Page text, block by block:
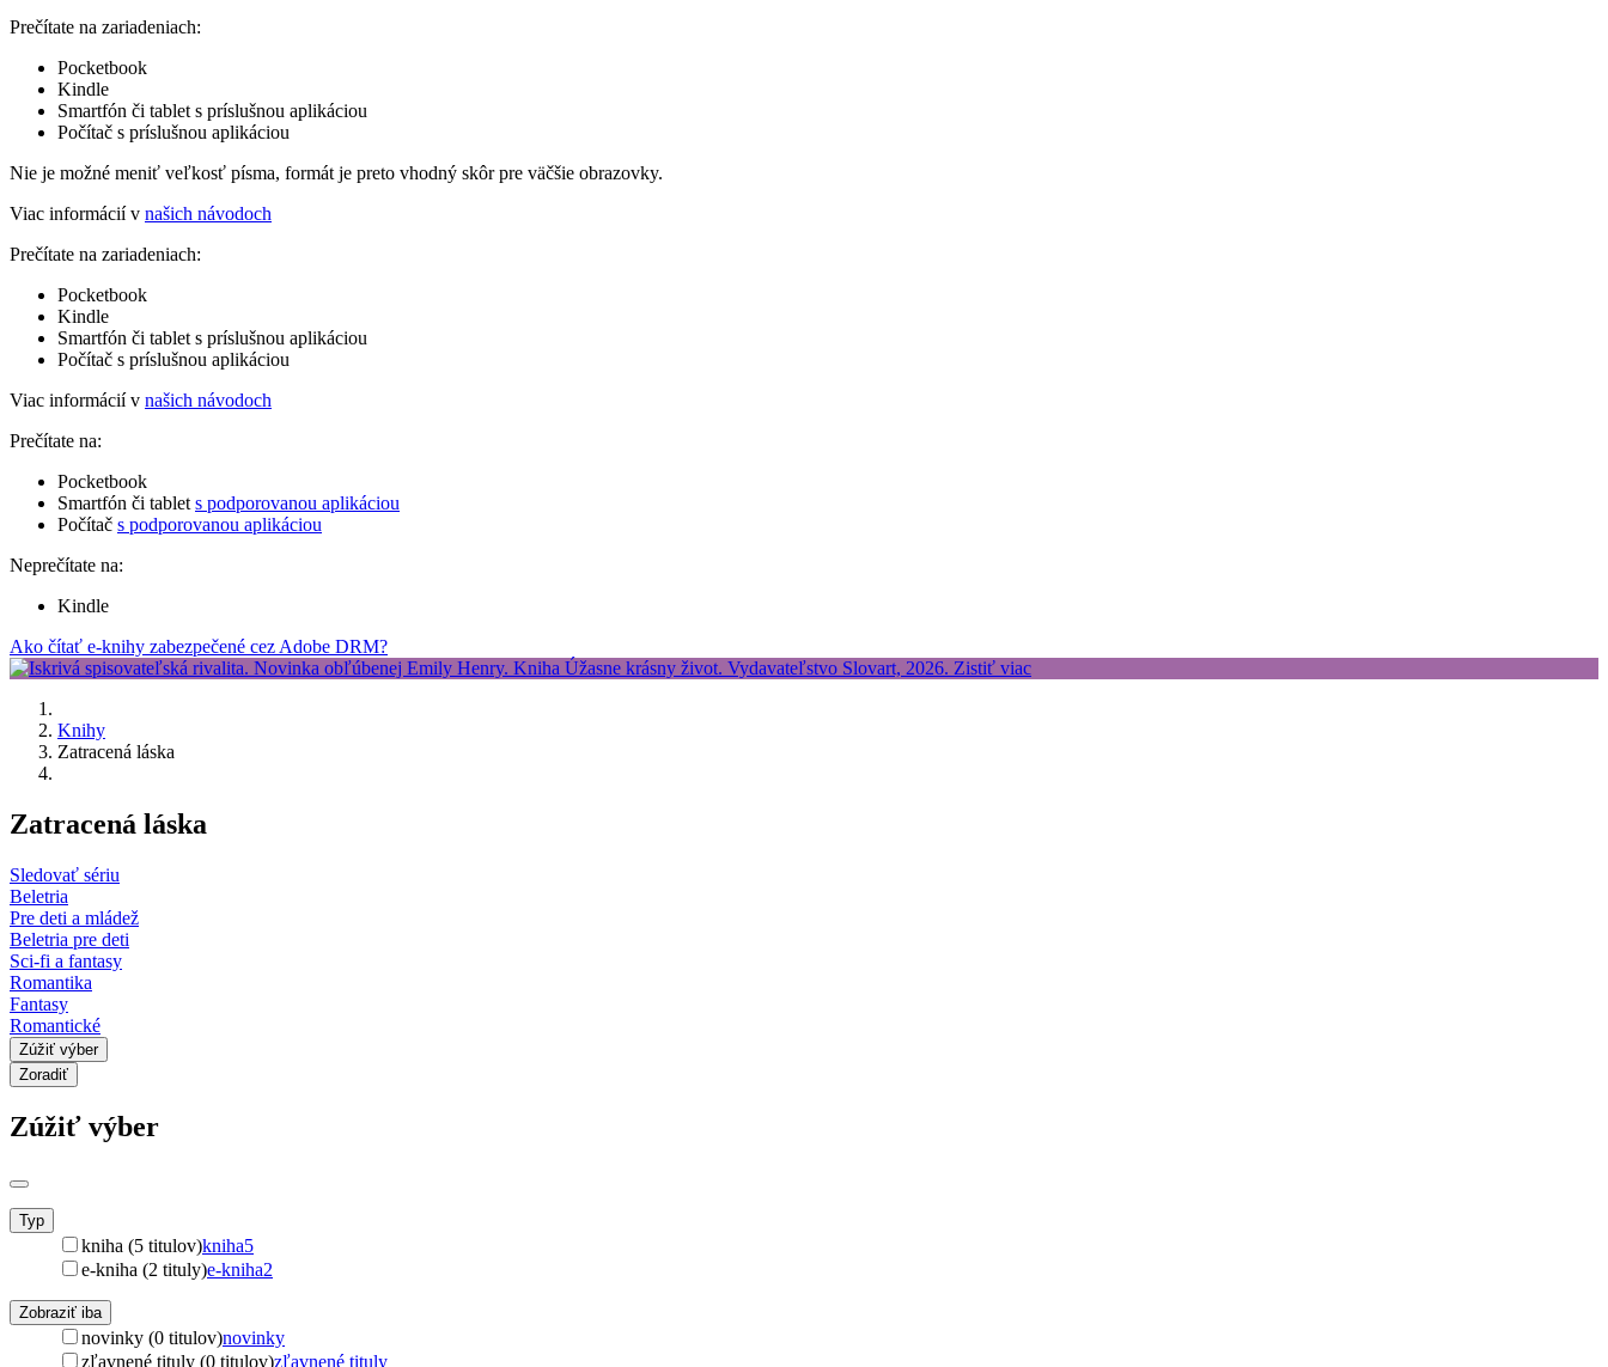
Prečítate na zariadeniach:
Pocketbook
Kindle
Smartfón či tablet s príslušnou aplikáciou
Počítač s príslušnou aplikáciou
Nie je možné meniť veľkosť písma, formát je preto vhodný skôr pre väčšie obrazovky.
Viac informácií v našich návodoch
Prečítate na zariadeniach:
Pocketbook
Kindle
Smartfón či tablet s príslušnou aplikáciou
Počítač s príslušnou aplikáciou
Viac informácií v našich návodoch
Prečítate na:
Pocketbook
Smartfón či tablet s podporovanou aplikáciou
Počítač s podporovanou aplikáciou
Neprečítate na:
Kindle
Ako čítať e-knihy zabezpečené cez Adobe DRM?
Knihy
Zatracená láska
Zatracená láska
Sledovať sériu
Beletria
Pre deti a mládež
Beletria pre deti
Sci-fi a fantasy
Romantika
Fantasy
Romantické
Zúžiť výber
Zoradiť
Zúžiť výber
Typ
kniha (5 titulov)kniha5
e-kniha (2 tituly)e-kniha2
Zobraziť iba
novinky (0 titulov)novinky
zľavnené tituly (0 titulov)zľavnené tituly